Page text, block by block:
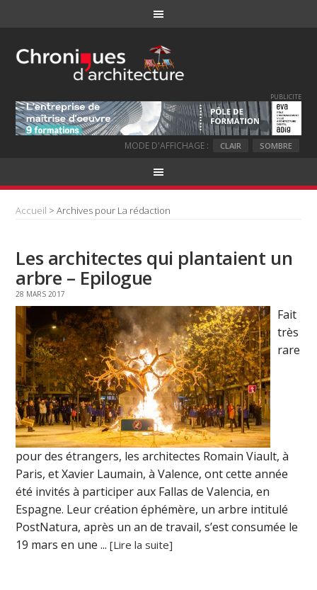
PUBLICITE
MODE D'AFFICHAGE : CLAIR SOMBRE
Accueil > Archives pour La rédaction
Les architectes qui plantaient un
arbre – Epilogue
28 MARS 2017
Fait
très
rare
pour des étrangers, les architectes Romain Viault, à
Paris, et Xavier Laumain, à Valence, ont cette année
été invités à participer aux Fallas de Valencia, en
Espagne. Leur création éphémère, un arbre intitulé
PostNatura, après un an de travail, s’est consumée le
19 mars en une ...[Lire la suite]